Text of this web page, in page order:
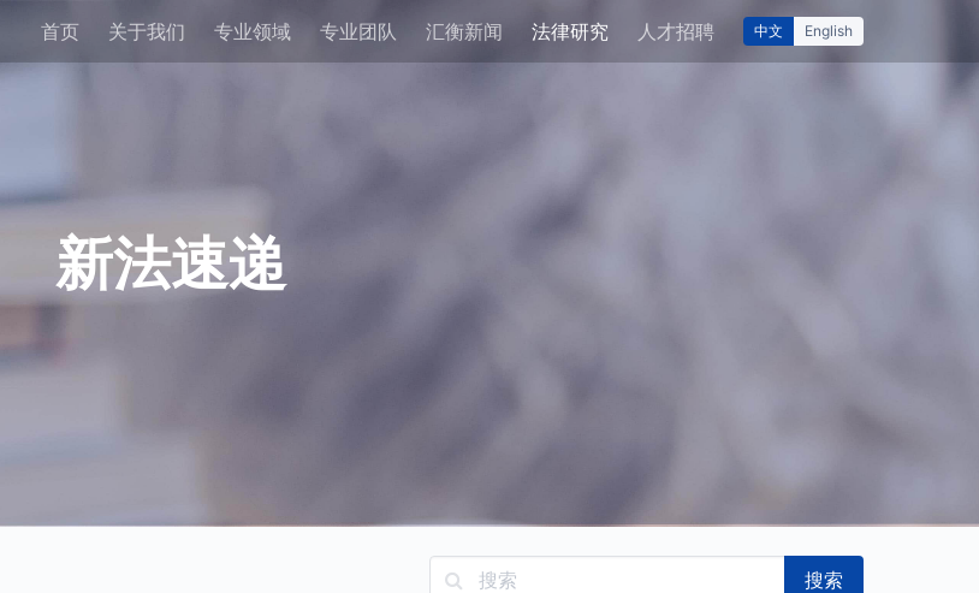
首页 关于我们 专业领域 专业团队 汇衡新闻 法律研究 人才招聘 中文 English
新法速递
搜索